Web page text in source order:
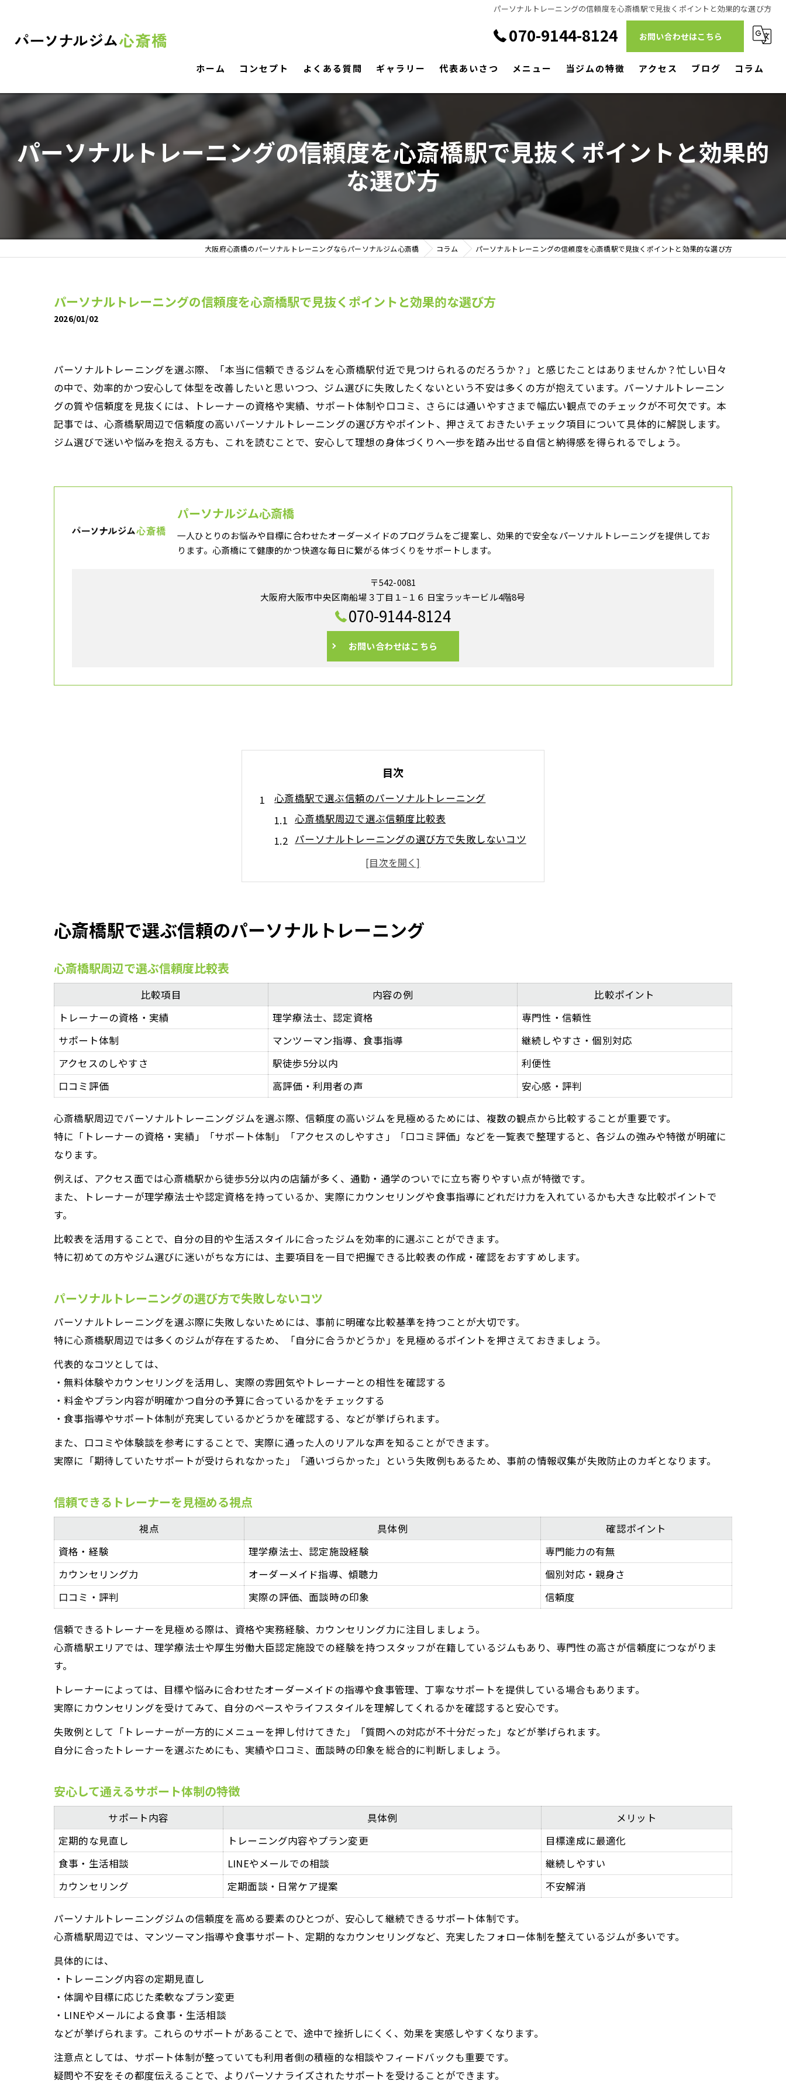
パーソナルトレーニングの信頼度を心斎橋駅で見抜くポイントと効果的な選び方
070-9144-8124 お問い合わせはこちら
ホーム コンセプト よくある質問 ギャラリー 代表あいさつ メニュー 当ジムの特徴
リハビリ
駅近
アクセス ブログ コラム
パーソナルトレーニングの信頼度を心斎橋駅で見抜くポイントと効果的
な選び方
大阪府心斎橋のパーソナルトレーニングならパーソナルジム心斎橋 コラム パーソナルトレーニングの信頼度を心斎橋駅で見抜くポイントと効果的な選び方
パーソナルトレーニングの信頼度を心斎橋駅で見抜くポイントと効果的な選び方
2026/01/02
パーソナルトレーニングを選ぶ際、「本当に信頼できるジムを心斎橋駅付近で見つけられるのだろうか？」と感じたことはありませんか？忙しい日々
の中で、効率的かつ安心して体型を改善したいと思いつつ、ジム選びに失敗したくないという不安は多くの方が抱えています。パーソナルトレーニン
グの質や信頼度を見抜くには、トレーナーの資格や実績、サポート体制や口コミ、さらには通いやすさまで幅広い観点でのチェックが不可欠です。本
記事では、心斎橋駅周辺で信頼度の高いパーソナルトレーニングの選び方やポイント、押さえておきたいチェック項目について具体的に解説します。
ジム選びで迷いや悩みを抱える方も、これを読むことで、安心して理想の身体づくりへ一歩を踏み出せる自信と納得感を得られるでしょう。
パーソナルジム心斎橋
一人ひとりのお悩みや目標に合わせたオーダーメイドのプログラムをご提案し、効果的で安全なパーソナルトレーニングを提供してお
ります。心斎橋にて健康的かつ快適な毎日に繋がる体づくりをサポートします。
〒542-0081
大阪府大阪市中央区南船場３丁目１−１６ 日宝ラッキービル4階8号
070-9144-8124
お問い合わせはこちら
目次
心斎橋駅で選ぶ信頼のパーソナルトレーニング
心斎橋駅周辺で選ぶ信頼度比較表
パーソナルトレーニングの選び方で失敗しないコツ
信頼できるトレーナーを見極める視点
安心して通えるサポート体制の特徴
安心感を重視するならパーソナルトレーニング
パーソナルトレーニング安心感ポイント一覧
信頼度が高まるカウンセリングの流れ
心斎橋駅周辺で安心感が得られる理由
サポート体制を比較して選ぶコツ
質の高い指導が叶う心斎橋駅周辺の魅力
心斎橋駅エリア指導内容比較表
パーソナルトレーニングの質を左右する要素
質の高いサポートを受けるポイント
失敗しない見極めポイント早見表
信頼できるジム探しの新常識とは
パーソナルトレーニング選びで重視する点
サポート充実度が選ばれる理由
継続できるパーソナルトレーニング選択の秘訣
無理なく続くパーソナルトレーニングの条件
継続サポート体制をチェック
心斎橋駅で選ぶ信頼のパーソナルトレーニング
心斎橋駅周辺で選ぶ信頼度比較表
比較項目 内容の例
比較ポイント
トレーナーの資格・実績
理学療法士、認定資格
専門性・信頼性
サポート体制
マンツーマン指導、食事指導
継続しやすさ・個別対応
アクセスのしやすさ
駅徒歩5分以内
利便性
口コミ評価
高評価・利用者の声 安心感・評判
心斎橋駅周辺でパーソナルトレーニングジムを選ぶ際、信頼度の高いジムを見極めるためには、複数の観点から比較することが重要です。
特に「トレーナーの資格・実績」「サポート体制」「アクセスのしやすさ」「口コミ評価」などを一覧表で整理すると、各ジムの強みや特徴が明確に
なります。
例えば、アクセス面では心斎橋駅から徒歩5分以内の店舗が多く、通勤・通学のついでに立ち寄りやすい点が特徴です。
また、トレーナーが理学療法士や認定資格を持っているか、実際にカウンセリングや食事指導にどれだけ力を入れているかも大きな比較ポイントで
す。
比較表を活用することで、自分の目的や生活スタイルに合ったジムを効率的に選ぶことができます。
特に初めての方やジム選びに迷いがちな方には、主要項目を一目で把握できる比較表の作成・確認をおすすめします。
パーソナルトレーニングの選び方で失敗しないコツ
パーソナルトレーニングを選ぶ際に失敗しないためには、事前に明確な比較基準を持つことが大切です。
特に心斎橋駅周辺では多くのジムが存在するため、「自分に合うかどうか」を見極めるポイントを押さえておきましょう。
代表的なコツとしては、
・無料体験やカウンセリングを活用し、実際の雰囲気やトレーナーとの相性を確認する
・料金やプラン内容が明確かつ自分の予算に合っているかをチェックする
・食事指導やサポート体制が充実しているかどうかを確認する、などが挙げられます。
また、口コミや体験談を参考にすることで、実際に通った人のリアルな声を知ることができます。
実際に「期待していたサポートが受けられなかった」「通いづらかった」という失敗例もあるため、事前の情報収集が失敗防止のカギとなります。
信頼できるトレーナーを見極める視点
視点 具体例
確認ポイント
資格・経験
理学療法士、認定施設経験
専門能力の有無
カウンセリング力
オーダーメイド指導、傾聴力
個別対応・親身さ
口コミ・評判
実際の評価、面談時の印象 信頼度
信頼できるトレーナーを見極める際は、資格や実務経験、カウンセリング力に注目しましょう。
心斎橋駅エリアでは、理学療法士や厚生労働大臣認定施設での経験を持つスタッフが在籍しているジムもあり、専門性の高さが信頼度につながりま
す。
トレーナーによっては、目標や悩みに合わせたオーダーメイドの指導や食事管理、丁寧なサポートを提供している場合もあります。
実際にカウンセリングを受けてみて、自分のペースやライフスタイルを理解してくれるかを確認すると安心です。
失敗例として「トレーナーが一方的にメニューを押し付けてきた」「質問への対応が不十分だった」などが挙げられます。
自分に合ったトレーナーを選ぶためにも、実績や口コミ、面談時の印象を総合的に判断しましょう。
安心して通えるサポート体制の特徴
サポート内容 具体例
メリット
定期的な見直し
トレーニング内容やプラン変更
目標達成に最適化
食事・生活相談
LINEやメールでの相談
継続しやすい
カウンセリング
定期面談・日常ケア提案 不安解消
パーソナルトレーニングジムの信頼度を高める要素のひとつが、安心して継続できるサポート体制です。
心斎橋駅周辺では、マンツーマン指導や食事サポート、定期的なカウンセリングなど、充実したフォロー体制を整えているジムが多いです。
具体的には、
・トレーニング内容の定期見直し
・体調や目標に応じた柔軟なプラン変更
・LINEやメールによる食事・生活相談
などが挙げられます。これらのサポートがあることで、途中で挫折しにくく、効果を実感しやすくなります。
注意点としては、サポート体制が整っていても利用者側の積極的な相談やフィードバックも重要です。
疑問や不安をその都度伝えることで、よりパーソナライズされたサポートを受けることができます。